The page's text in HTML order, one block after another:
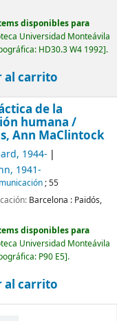
disponibles para
Universidad Monteávila
HD30.3 W4 1992 .
al carrito
de la
humana /
Ann MaClintock
, 1944-
, 1941-
; 55
Barcelona : Paidós,
disponibles para
Universidad Monteávila
P90 E5 .
al carrito